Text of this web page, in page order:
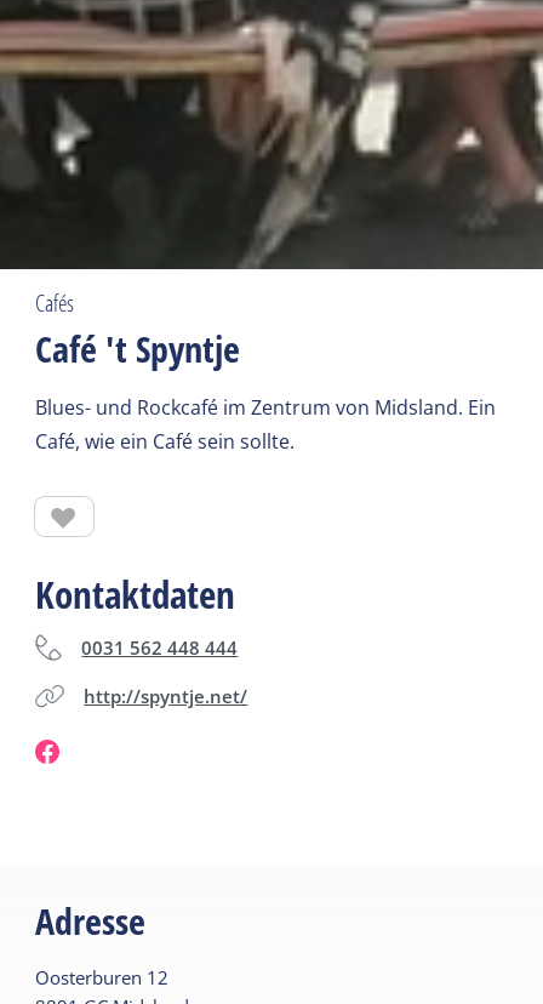
Cafés
Café 't Spyntje
Blues- und Rockcafé im Zentrum von Midsland. Ein
Café, wie ein Café sein sollte.
Kontaktdaten
0031 562 448 444
http://spyntje.net/
Adresse
Oosterburen 12